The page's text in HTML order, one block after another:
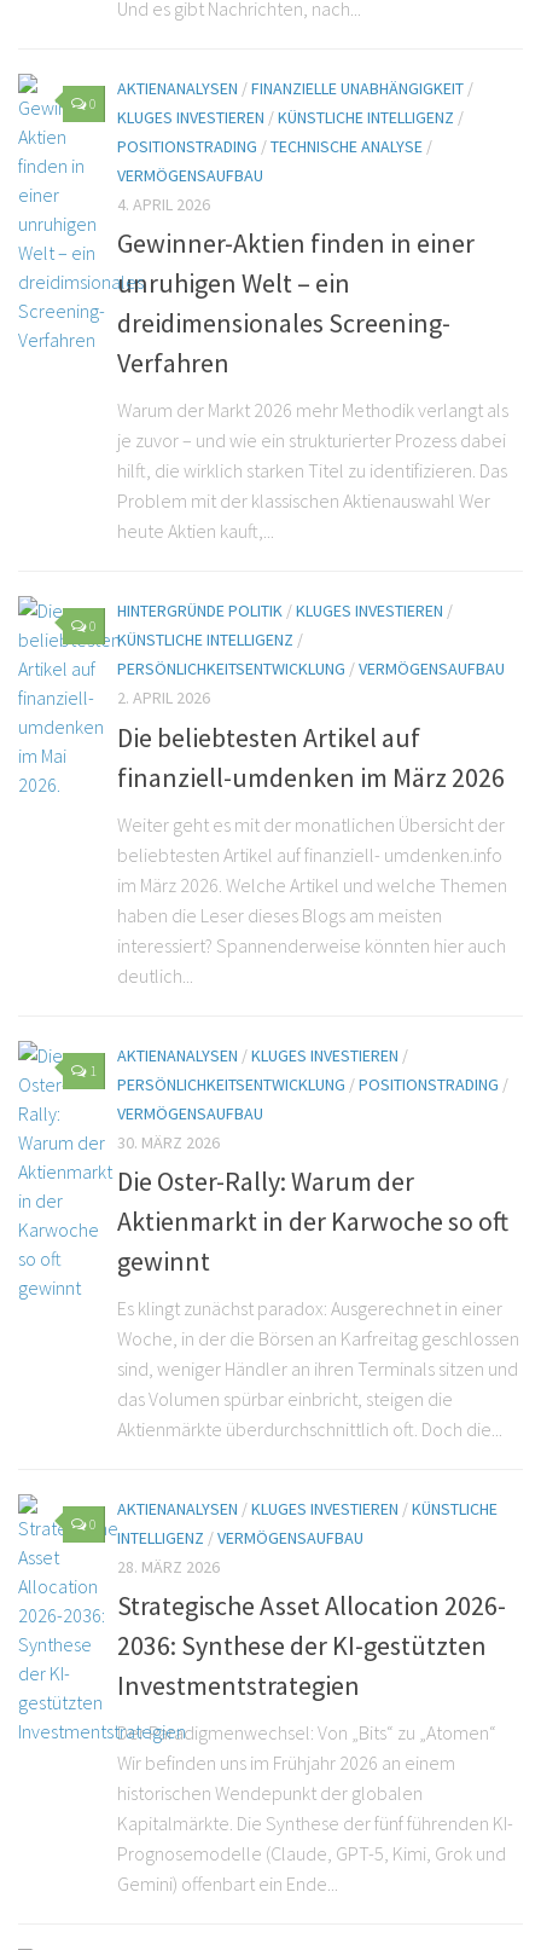
Und es gibt Nachrichten, nach...
0
AKTIENANALYSEN /FINANZIELLE UNABHÄNGIGKEIT /
KLUGES INVESTIEREN /KÜNSTLICHE INTELLIGENZ /
POSITIONSTRADING /TECHNISCHE ANALYSE /
VERMÖGENSAUFBAU
4. APRIL 2026
Gewinner-Aktien finden in einer
unruhigen Welt – ein
dreidimensionales Screening-
Verfahren
Warum der Markt 2026 mehr Methodik verlangt als
je zuvor – und wie ein strukturierter Prozess dabei
hilft, die wirklich starken Titel zu identifizieren. Das
Problem mit der klassischen Aktienauswahl Wer
heute Aktien kauft,...
0
HINTERGRÜNDE POLITIK /KLUGES INVESTIEREN /
KÜNSTLICHE INTELLIGENZ /
PERSÖNLICHKEITSENTWICKLUNG /VERMÖGENSAUFBAU
2. APRIL 2026
Die beliebtesten Artikel auf
finanziell-umdenken im März 2026
Weiter geht es mit der monatlichen Übersicht der
beliebtesten Artikel auf finanziell- umdenken.info
im März 2026. Welche Artikel und welche Themen
haben die Leser dieses Blogs am meisten
interessiert? Spannenderweise könnten hier auch
deutlich...
1
AKTIENANALYSEN /KLUGES INVESTIEREN /
PERSÖNLICHKEITSENTWICKLUNG /POSITIONSTRADING /
VERMÖGENSAUFBAU
30. MÄRZ 2026
Die Oster-Rally: Warum der
Aktienmarkt in der Karwoche so oft
gewinnt
Es klingt zunächst paradox: Ausgerechnet in einer
Woche, in der die Börsen an Karfreitag geschlossen
sind, weniger Händler an ihren Terminals sitzen und
das Volumen spürbar einbricht, steigen die
Aktienmärkte überdurchschnittlich oft. Doch die...
0
AKTIENANALYSEN /KLUGES INVESTIEREN /KÜNSTLICHE
INTELLIGENZ /VERMÖGENSAUFBAU
28. MÄRZ 2026
Strategische Asset Allocation 2026-
2036: Synthese der KI-gestützten
Investmentstrategien
Der Paradigmenwechsel: Von „Bits“ zu „Atomen“
Wir befinden uns im Frühjahr 2026 an einem
historischen Wendepunkt der globalen
Kapitalmärkte. Die Synthese der fünf führenden KI-
Prognosemodelle (Claude, GPT-5, Kimi, Grok und
Gemini) offenbart ein Ende...